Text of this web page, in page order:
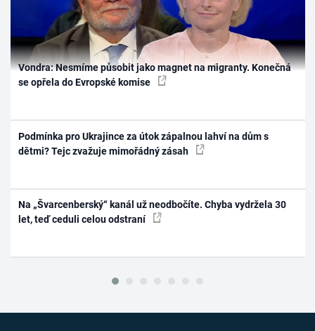
Vondra: Nesmíme působit jako magnet na migranty. Konečná
se opřela do Evropské komise
Podmínka pro Ukrajince za útok zápalnou lahví na dům s
dětmi? Tejc zvažuje mimořádný zásah
Na „Švarcenberský“ kanál už neodbočíte. Chyba vydržela 30
let, teď ceduli celou odstraní